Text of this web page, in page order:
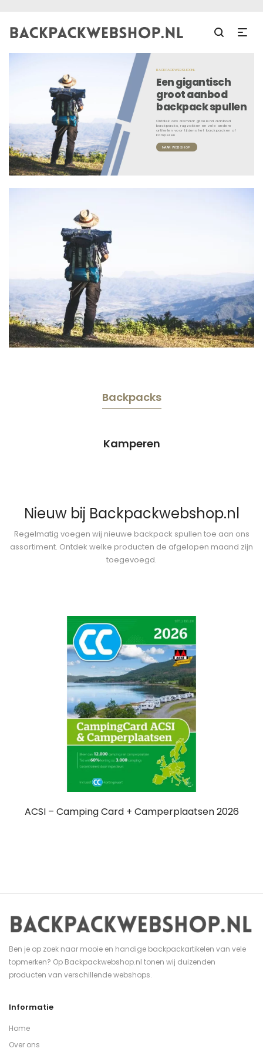
BACKPACKWEBSHOP.NL
Een gigantisch
groot aanbod
backpack spullen
Ontdek ons alsmaar groeiend aanbod
backpacks, rugzakken en vele andere
artikelen voor tijdens het backpacken of
kamperen
NAAR WEBSHOP
Backpacks
Kamperen
Nieuw bij Backpackwebshop.nl
Regelmatig voegen wij nieuwe backpack spullen toe aan ons
assortiment. Ontdek welke producten de afgelopen maand zijn
toegevoegd.
ACSI – Camping Card + Camperplaatsen 2026
Ben je op zoek naar mooie en handige backpackartikelen van vele
topmerken? Op Backpackwebshop.nl tonen wij duizenden
producten van verschillende webshops.
Informatie
Home
Over ons